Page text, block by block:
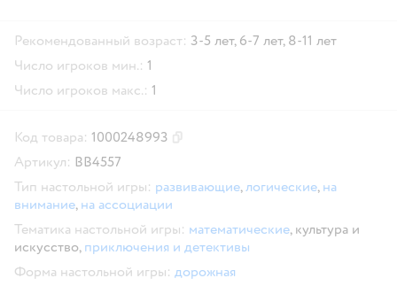
Рекомендованный возраст: 3-5 лет, 6-7 лет, 8-11 лет
Число игроков мин.: 1
Число игроков макс.: 1
Код товара: 1000248993
Артикул: ВВ4557
Тип настольной игры: развивающие,логические, на
внимание, на ассоциации
Тематика настольной игры: математические, культура и
искусство, приключения и детективы
Форма настольной игры: дорожная